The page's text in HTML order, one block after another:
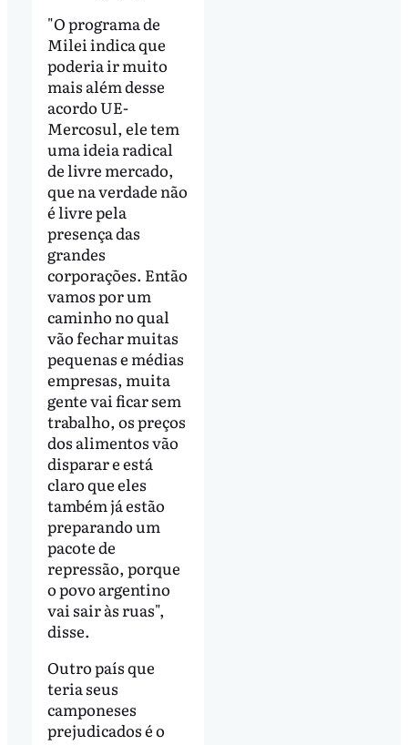
"O programa de
Milei indica que
poderia ir muito
mais além desse
acordo UE-
Mercosul, ele tem
uma ideia radical
de livre mercado,
que na verdade não
é livre pela
presença das
grandes
corporações. Então
vamos por um
caminho no qual
vão fechar muitas
pequenas e médias
empresas, muita
gente vai ficar sem
trabalho, os preços
dos alimentos vão
disparar e está
claro que eles
também já estão
preparando um
pacote de
repressão, porque
o povo argentino
vai sair às ruas",
disse.
Outro país que
teria seus
camponeses
prejudicados é o